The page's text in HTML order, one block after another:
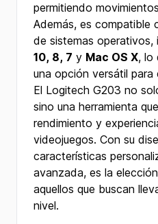
permitiendo
Además, es compatible
de sistemas operativos,
10, 8, 7 y Mac OS X, lo
una opción versátil para
El Logitech G203 no
sino una herramienta
rendimiento y
videojuegos. Con su
características
avanzada, es la
aquellos que buscan
nivel.